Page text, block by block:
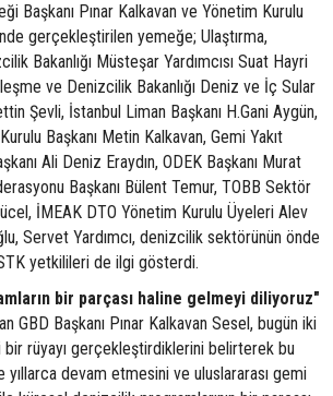
Başkanı Pınar Kalkavan ve Yönetim Kurulu
gerçekleştirilen yemeğe; Ulaştırma,
Bakanlığı Müsteşar Yardımcısı Suat Hayri
ve Denizcilik Bakanlığı Deniz ve İç Sular
Şevli, İstanbul Liman Başkanı H.Gani Aygün,
Başkanı Metin Kalkavan, Gemi Yakıt
Ali Deniz Eraydın, ODEK Başkanı Murat
Başkanı Bülent Temur, TOBB Sektör
İMEAK DTO Yönetim Kurulu Üyeleri Alev
Servet Yardımcı, denizcilik sektörünün önde
yetkilileri de ilgi gösterdi.
bir parçası haline gelmeyi diliyoruz"
GBD Başkanı Pınar Kalkavan Sesel, bugün iki
bir rüyayı gerçekleştirdiklerini belirterek bu
yıllarca devam etmesini ve uluslararası gemi